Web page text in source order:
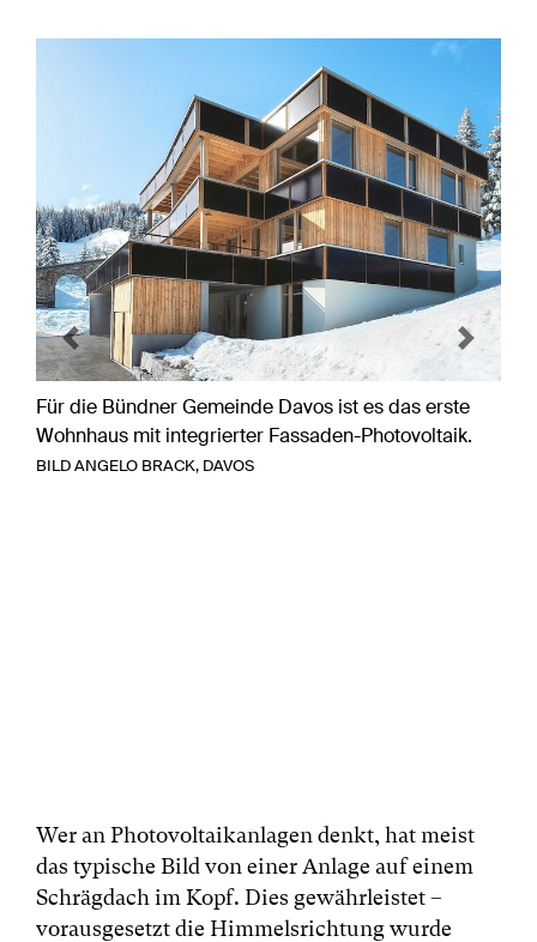
Für die Bündner Gemeinde Davos ist es das erste
Wohnhaus mit integrierter Fassaden-Photovoltaik.
BILD ANGELO BRACK, DAVOS
Previous Next
Wer an Photovoltaikanlagen denkt, hat meist
das typische Bild von einer Anlage auf einem
Schrägdach im Kopf. Dies gewährleistet –
vorausgesetzt die Himmelsrichtung wurde